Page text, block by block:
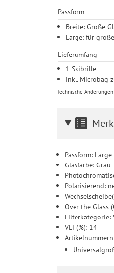
Passform
Breite: Große
Large: für
Lieferumfang
1 Skibrille
inkl. Microbag
Technische
Passform: Large
Glasfarbe: Grau
Polarisierend:
Over the Glass
Filterkategorie:
VLT (%): 14
Artikelnummern: